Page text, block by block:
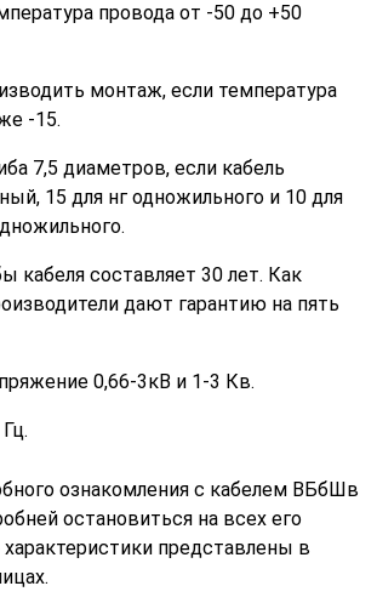
провода от -50 до +50
монтаж, если температура
-15.
7,5 диаметров, если кабель
15 для нг одножильного и 10 для
кабеля составляет 30 лет. Как
дают гарантию на пять
0,66-3кВ и 1-3 Кв.
ознакомления с кабелем ВБбШв
остановиться на всех его
представлены в